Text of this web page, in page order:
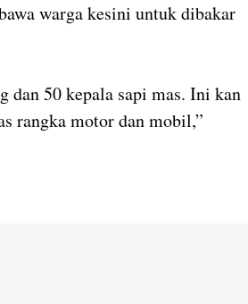
warga kesini untuk dibakar
dan 50 kepala sapi mas. Ini kan
rangka motor dan mobil,”